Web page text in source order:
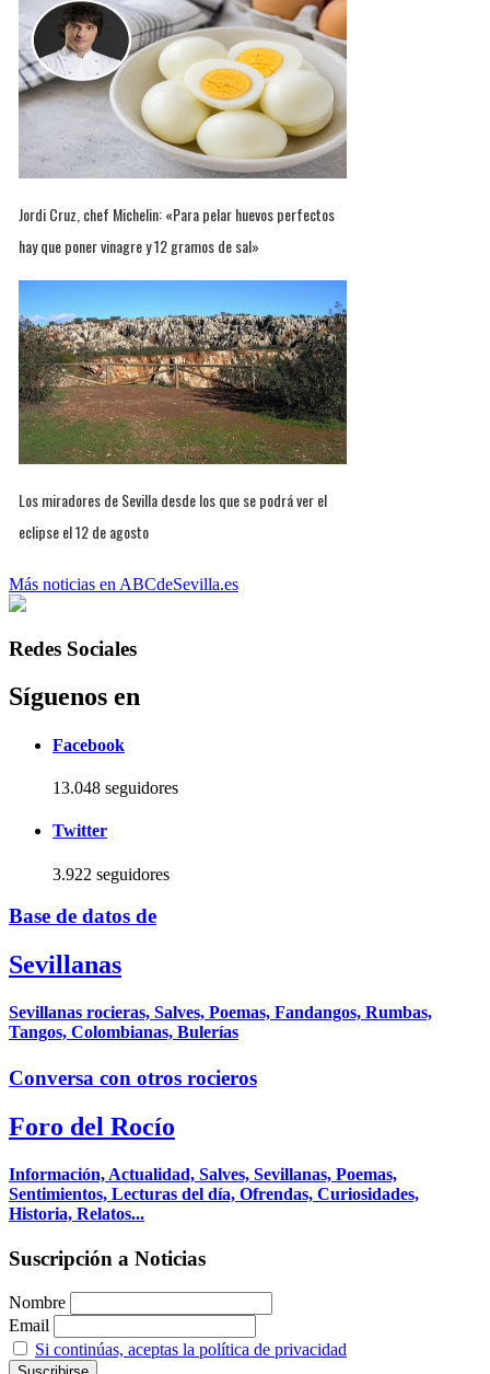
Jordi Cruz, chef Michelin: «Para pelar huevos perfectos
hay que poner vinagre y 12 gramos de sal»
Los miradores de Sevilla desde los que se podrá ver el
eclipse el 12 de agosto
Más noticias en ABCdeSevilla.es
Redes Sociales
Síguenos en
Facebook
13.048 seguidores
Twitter
3.922 seguidores
Base de datos de
Sevillanas
Sevillanas rocieras, Salves, Poemas, Fandangos, Rumbas,
Tangos, Colombianas, Bulerías
Conversa con otros rocieros
Foro del Rocío
Información, Actualidad, Salves, Sevillanas, Poemas,
Sentimientos, Lecturas del día, Ofrendas, Curiosidades,
Historia, Relatos...
Suscripción a Noticias
Nombre
Email
Si continúas, aceptas la política de privacidad